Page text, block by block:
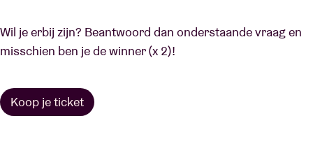
Wil je erbij zijn? Beantwoord dan onderstaande vraag en
misschien ben je de winner (x 2)!
Koop je ticket